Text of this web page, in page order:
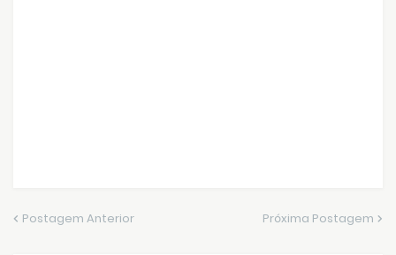
Postagem Anterior Próxima Postagem